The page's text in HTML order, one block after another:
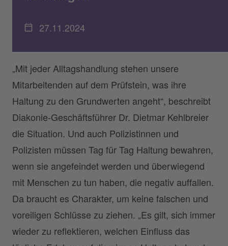
27.11.2024
„Mit jeder Alltagshandlung stehen unsere
Mitarbeitenden auf dem Prüfstein, was ihre
Haltung zu den Grundwerten angeht“, beschreibt
Diakonie-Geschäftsführer Dr. Dietmar Kehlbreier
die Situation. Und auch Polizistinnen und
Polizisten müssen Tag für Tag Haltung bewahren,
wenn sie angefeindet werden und überwiegend
mit Menschen zu tun haben, die negativ auffallen.
Da braucht es Charakter, um keine falschen und
voreiligen Schlüsse zu ziehen. „Es gilt, sich immer
wieder zu reflektieren, welchen Einfluss das